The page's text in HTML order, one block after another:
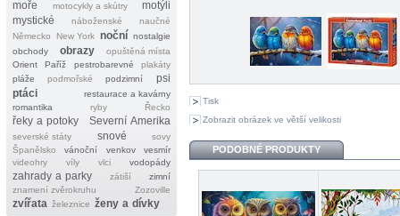
moře
motocykly a skútry
motýli
mystické
náboženské
naučné
Německo
New York noční nostalgie
obchody
obrazy
opuštěná místa
Orient
Paříž pestrobarevné
plakáty
pláže
podmořské podzimní
psi
ptáci
restaurace a kavárny
romantika
ryby Řecko
řeky a potoky Severní Amerika
severské státy snové
sovy
Španělsko
vánoční venkov
vesmír
videohry
víly vlci vodopády
zahrady a parky zátiší
zimní
znamení zvěrokruhu
Zozoville
zvířata železnice ženy a dívky
Tisk
Zobrazit obrázek ve větší velikosti
PODOBNÉ PRODUKTY